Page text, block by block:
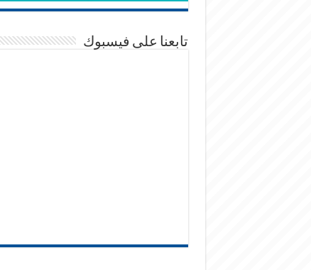
تابعنا على فيسبوك